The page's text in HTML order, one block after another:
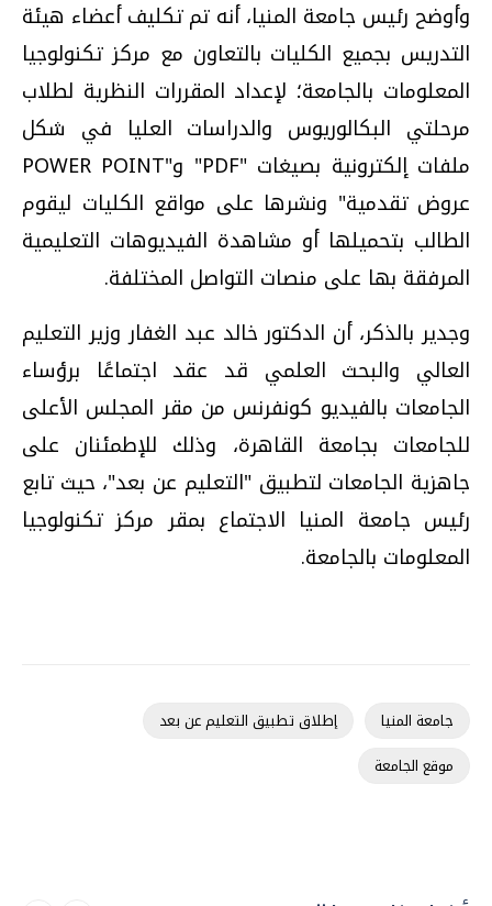
وأوضح رئيس جامعة المنيا، أنه تم تكليف أعضاء هيئة
التدريس بجميع الكليات بالتعاون مع مركز تكنولوجيا
المعلومات بالجامعة؛ لإعداد المقررات النظرية لطلاب
مرحلتي البكالوريوس والدراسات العليا في شكل
ملفات إلكترونية بصيغات "PDF" و"POWER POINT
عروض تقدمية" ونشرها على مواقع الكليات ليقوم
الطالب بتحميلها أو مشاهدة الفيديوهات التعليمية
المرفقة بها على منصات التواصل المختلفة.
وجدير بالذكر، أن الدكتور خالد عبد الغفار وزير التعليم
العالي والبحث العلمي قد عقد اجتماعًا برؤساء
الجامعات بالفيديو كونفرنس من مقر المجلس الأعلى
للجامعات بجامعة القاهرة، وذلك للإطمئنان على
جاهزية الجامعات لتطبيق "التعليم عن بعد"، حيث تابع
رئيس جامعة المنيا الاجتماع بمقر مركز تكنولوجيا
المعلومات بالجامعة.
جامعة المنيا
إطلاق تطبيق التعليم عن بعد
موقع الجامعة